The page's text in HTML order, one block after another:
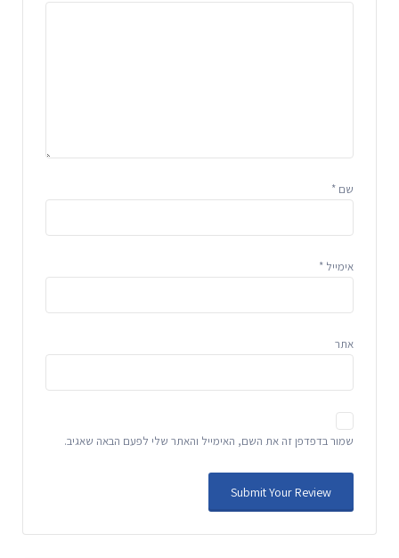
שם *
אימייל *
אתר
שמור בדפדפן זה את השם, האימייל והאתר שלי לפעם הבאה שאגיב.